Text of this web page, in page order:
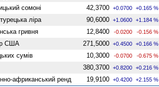
сомоні 42,3700 +0.0700 +0.165 %
ліра 90,6000 +1.0600 +1.184 %
гривня 12,8400 -0.0200 -0.156 %
США 271,5000 +0.4500 +0.166 %
сумів 10,3000 -0.0700 -0.675 %
380,3700 +0.8200 +0.216 %
африканський ренд 19,9100 +0.4200 +2.155 %